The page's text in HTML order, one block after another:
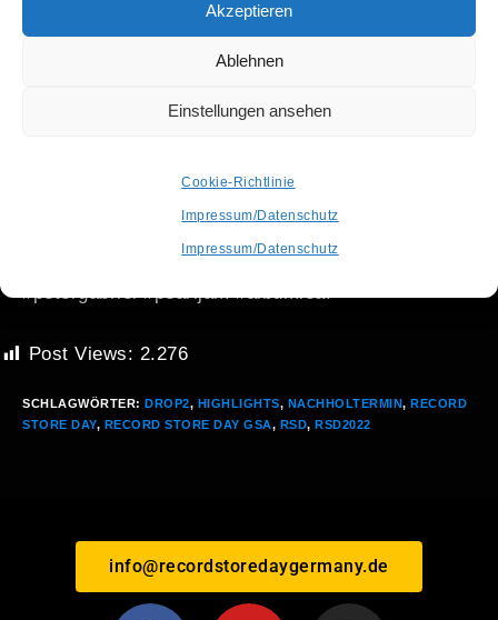
Akzeptieren
Ablehnen
Einstellungen ansehen
Cookie-Richtlinie
Impressum/Datenschutz
Impressum/Datenschutz
Zur Gesamtübersicht aller Juni-Releases geht es
über die zum Download bereitgestellte
#rsd2022 #drop2 #highlights #recordstoreday
#recordstoredaygermany #nachholtermin #prince
Post Views: 2.276
SCHLAGWÖRTER: DROP2, HIGHLIGHTS, NACHHOLTERMIN, RECORD
STORE DAY, RECORD STORE DAY GSA, RSD, RSD2022
info@recordstoredaygermany.de